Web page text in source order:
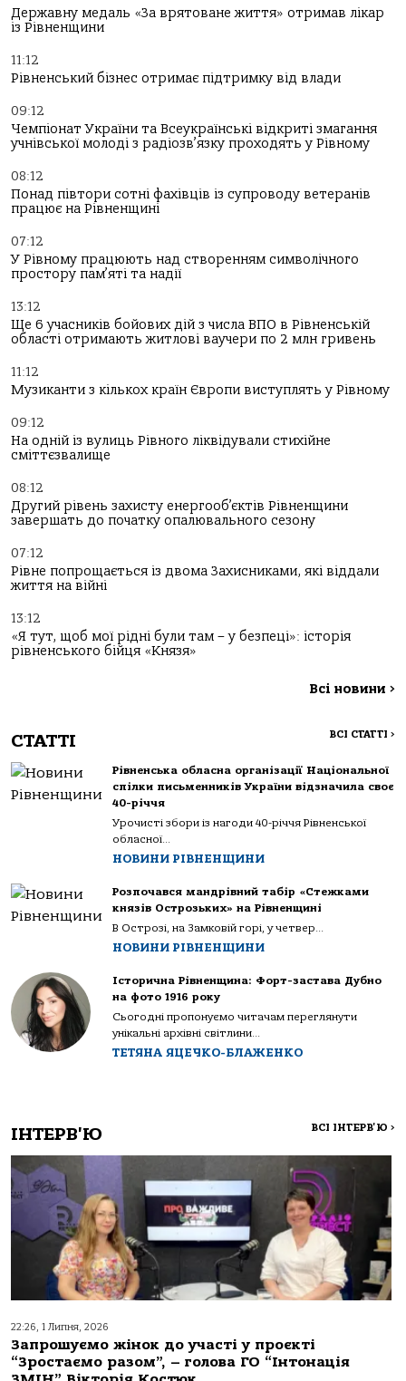
Державну медаль «За врятоване життя» отримав лікар
із Рівненщини
11:12
Рівненський бізнес отримає підтримку від влади
09:12
Чемпіонат України та Всеукраїнські відкриті змагання
учнівської молоді з радіозв’язку проходять у Рівному
08:12
Понад півтори сотні фахівців із супроводу ветеранів
працює на Рівненщині
07:12
У Рівному працюють над створенням символічного
простору пам’яті та надії
13:12
Ще 6 учасників бойових дій з числа ВПО в Рівненській
області отримають житлові ваучери по 2 млн гривень
11:12
Музиканти з кількох країн Європи виступлять у Рівному
09:12
На одній із вулиць Рівного ліквідували стихійне
сміттєзвалище
08:12
Другий рівень захисту енергооб’єктів Рівненщини
завершать до початку опалювального сезону
07:12
Рівне попрощається із двома Захисниками, які віддали
життя на війні
13:12
«Я тут, щоб мої рідні були там – у безпеці»: історія
рівненського бійця «Князя»
Всі новини >
СТАТТІ ВСІ СТАТТІ >
Рівненська обласна організації Національної
спілки письменників України відзначила своє
40-річчя
Урочисті збори із нагоди 40-річчя Рівненської
обласної...
НОВИНИ РІВНЕНЩИНИ
Розпочався мандрівний табір «Стежками
князів Острозьких» на Рівненщині
В Острозі, на Замковій горі, у четвер...
НОВИНИ РІВНЕНЩИНИ
Історична Рівненщина: Форт-застава Дубно
на фото 1916 року
Сьогодні пропонуємо читачам переглянути
унікальні архівні світлини...
ТЕТЯНА ЯЦЕЧКО-БЛАЖЕНКО
ІНТЕРВ'Ю ВСІ ІНТЕРВ'Ю >
22:26, 1 Липня, 2026
Запрошуємо жінок до участі у проєкті
“Зростаємо разом”, – голова ГО “Інтонація